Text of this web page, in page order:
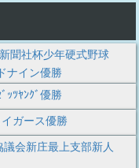
聞社杯少年硬式野球
ナイン優勝
ｯﾂﾔﾝｸﾞ優勝
ガース優勝
会新庄最上支部新人